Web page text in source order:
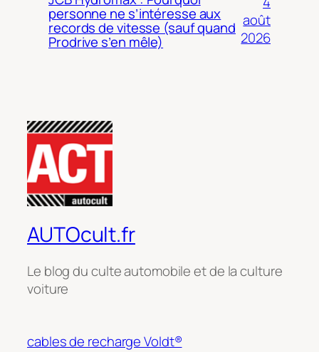
personne ne s’intéresse aux
records de vitesse (sauf quand
Prodrive s’en mêle)
août
2026
AUTOcult.fr
Le blog du culte automobile et de la culture
voiture
cables de recharge Voldt®